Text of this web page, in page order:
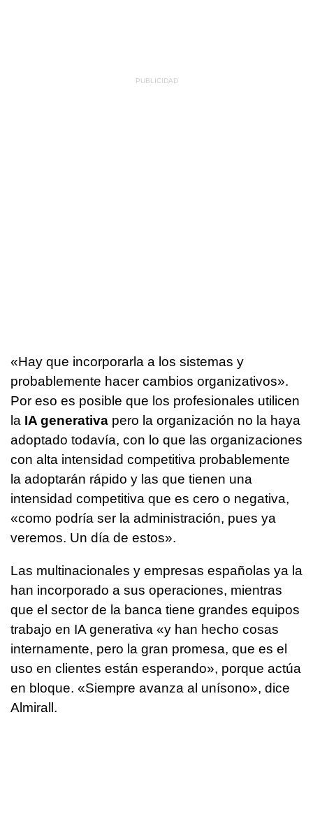
«Hay que incorporarla a los sistemas y
probablemente hacer cambios organizativos».
Por eso es posible que los profesionales utilicen
la IA generativa pero la organización no la haya
adoptado todavía, con lo que las organizaciones
con alta intensidad competitiva probablemente
la adoptarán rápido y las que tienen una
intensidad competitiva que es cero o negativa,
«como podría ser la administración, pues ya
veremos. Un día de estos».
Las multinacionales y empresas españolas ya la
han incorporado a sus operaciones, mientras
que el sector de la banca tiene grandes equipos
trabajo en IA generativa «y han hecho cosas
internamente, pero la gran promesa, que es el
uso en clientes están esperando», porque actúa
en bloque. «Siempre avanza al unísono», dice
Almirall.